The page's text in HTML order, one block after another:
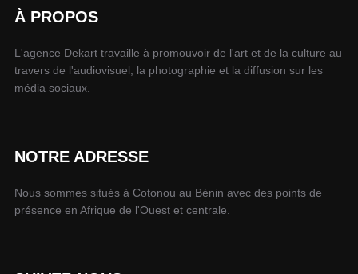
À PROPOS
L'agence Dekart travaille à promouvoir de l'art et de la culture au
travers de l'audiovisuel, la photographie et la diffusion sur les
média sociaux.
NOTRE ADRESSE
Nous sommes situés à Cotonou au Bénin avec des points de
présence en Afrique de l'Ouest et centrale.